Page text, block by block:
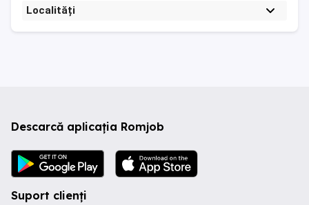
Localități
Descarcă aplicația Romjob
Suport clienți